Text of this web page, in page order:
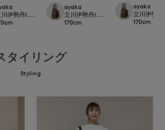
川伊勢丹I.T.'S.international
cm
ayaka
立川伊勢丹I.T.'S.international
170cm
ayaka
立川伊勢
170cm
タイリング
Styling